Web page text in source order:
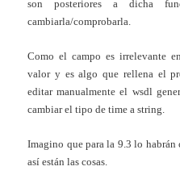
son posteriores a dicha
cambiarla/comprobarla.
Como el campo es irrelevante
valor y es algo que rellena el
editar manualmente el wsdl
cambiar el tipo de time a string.
Imagino que para la 9.3 lo
así están las cosas.